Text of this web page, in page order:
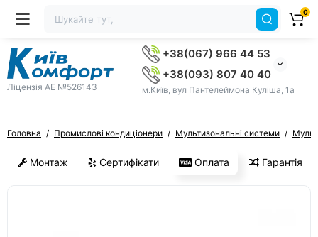
Ліцензія AE №526143
+38(067) 966 44 53
+38(093) 807 40 40
м.Київ, вул Пантелеймона Куліша, 1а
0
Головна Промислові кондиціонери Мультизональні системи
Монтаж Сертифікати Оплата Гарантія